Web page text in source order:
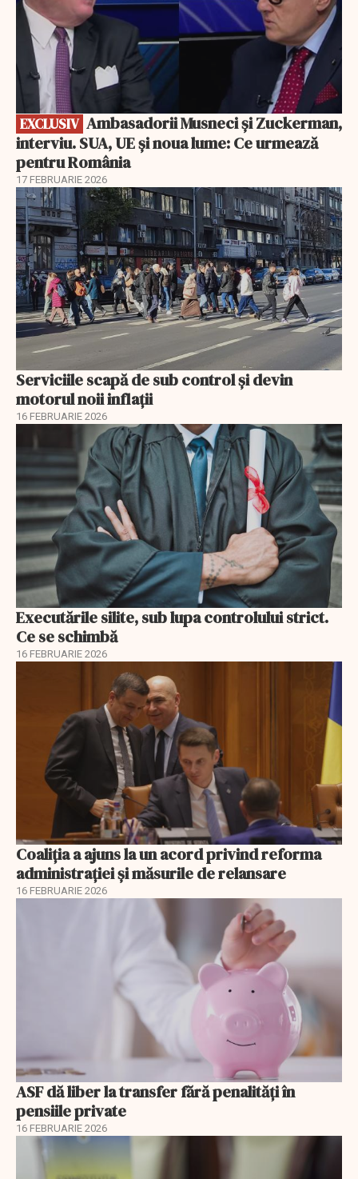
EXCLUSIV
interviu. SUA, UE și noua lume: Ce urmează
pentru România
17 FEBRUARIE 2026
Serviciile scapă de sub control și devin
motorul noii inflații
16 FEBRUARIE 2026
Executările silite, sub lupa controlului strict.
Ce se schimbă
16 FEBRUARIE 2026
Coaliția a ajuns la un acord privind reforma
administrației și măsurile de relansare
16 FEBRUARIE 2026
ASF dă liber la transfer fără penalități în
pensiile private
16 FEBRUARIE 2026